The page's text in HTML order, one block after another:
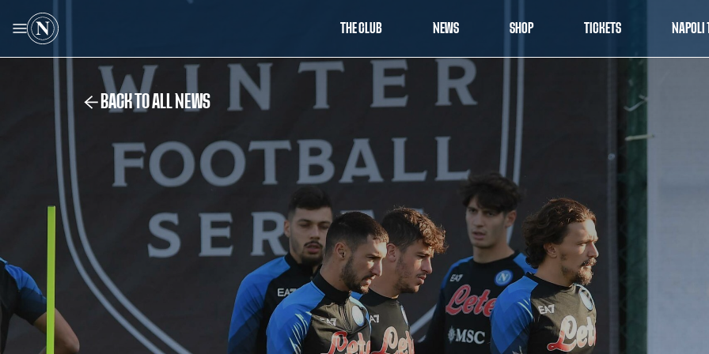
THE CLUB NEWS SHOP TICKETS NAPOLI
BACK TO ALL NEWS